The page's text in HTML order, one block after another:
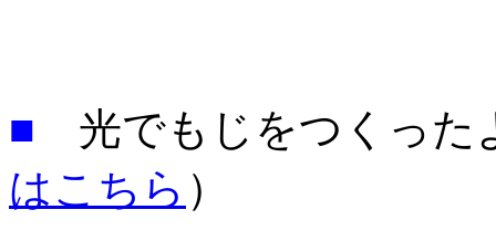
■ 光でもじをつくっ
はこちら ）